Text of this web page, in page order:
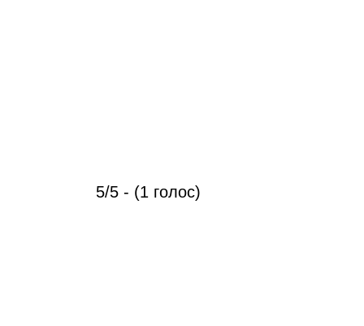
5/5 - (1 голос)